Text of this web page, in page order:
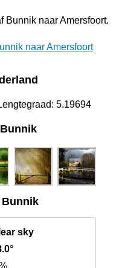
Bunnik naar Amersfoort.
naar Amersfoort
5.19694
Bunnik
sky